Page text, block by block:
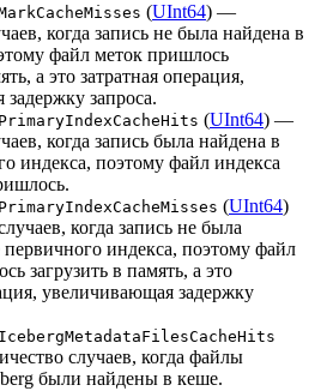
(UInt64) —
когда запись не была найдена в
файл меток пришлось
а это затратная операция,
запроса.
(UInt64) —
когда запись была найдена в
индекса, поэтому файл индекса
(UInt64)
когда запись не была
индекса, поэтому файл
загрузить в память, а это
увеличивающая задержку
случаев, когда файлы
были найдены в кеше.